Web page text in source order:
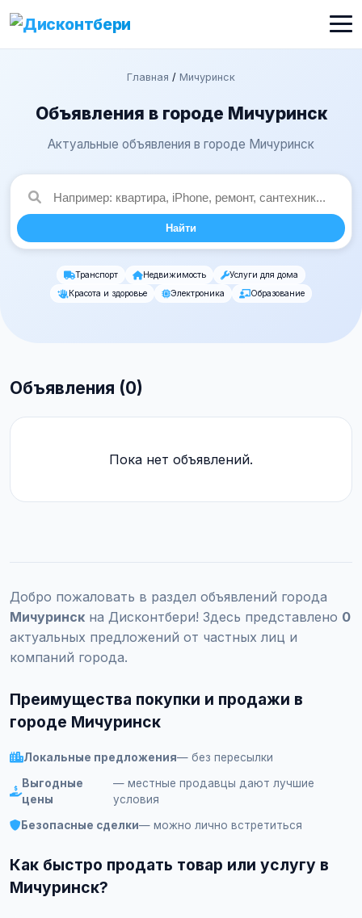
Главная / Мичуринск
Объявления в городе Мичуринск
Актуальные объявления в городе Мичуринск
Найти
Транспорт Недвижимость
Услуги для дома
Красота и здоровье
Электроника Образование
Объявления (0)
Пока нет объявлений.
Добро пожаловать в раздел объявлений города
Мичуринск на Дисконтбери! Здесь представлено 0
актуальных предложений от частных лиц и
компаний города.
Преимущества покупки и продажи в
городе Мичуринск
Локальные предложения— без пересылки
Выгодные
цены
— местные продавцы дают лучшие
условия
Безопасные сделки— можно лично встретиться
Как быстро продать товар или услугу в
Мичуринск?